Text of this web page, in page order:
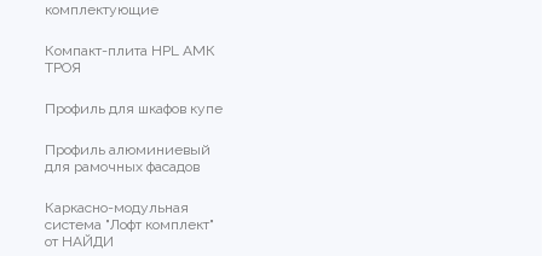
комплектующие
Компакт-плита HPL АМК
ТРОЯ
Профиль для шкафов купе
Профиль алюминиевый
для рамочных фасадов
Каркасно-модульная
система "Лофт комплект"
от НАЙДИ